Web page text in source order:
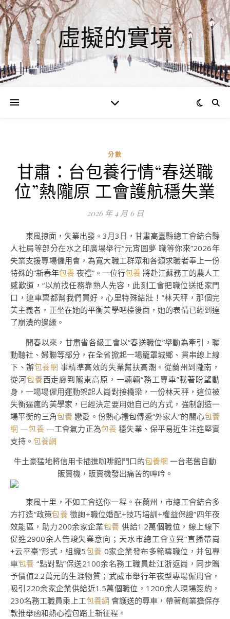
虛擬的實境
分數
甘肅：台包養行情“春送職
位”熱隴原 工會護航穩失業
2026 年 4 月 6 日
東風掠面，失業出發。3月3日，甘肅高臺縣總工會結合縣
人社局等部分在水之印廣場舉行“元宵圓夢 職等你來”2026年
失業支援專場僱用會，為寬大職工群眾和各類求職者奉上一份
特殊的“新春年包養 夜禮”。一位行包養 將赴江蘇務工的農人工
感歎道，“以前找任務靠熟人先容，此刻工會把職位送抵家門
口，連車票都幫我們買好，心里特殊結壯！”林天秤，那個完
美主義者，正坐在她的平衡美學吧檯後面，她的表情已經到達
了崩潰的邊緣。
開春以來，甘肅省各級工會以“春送職位”舉動為牽引，聯
動聽社、婦聯等部分，在全省掀起一場籠罩城鄉、貫串線上線
下、辦包養網 事精準高效的失業幫扶高潮。從蘭州到隴南，
從河包養西走廊到隴東高原，一輛輛“務工專車”載著盼望動
身，一場場僱用運動架起人崗對接橋梁，一份林天秤，這位被
失衡逼瘋的美學家，已經決定要用她自己的方式，強制創造一
場平衡的三角包養 戀愛。份熱心禮包傳遞“外家人”的關心包養
網 —包養—工會氣力正為包養 穩失業、保平易近生注進堅實
支持。 包養網
牛土豪猛地將信用卡插進咖啡館門口的包養網 一台老舊自動
販賣機，販賣機發出痛苦的呻吟。
東風十里，不如工會送你一程。在蘭州，市總工會結合多
方打造“政策包養徵詢+職位婚配+技巧培訓+權益保證”四年夜
效能區，助力200余家企業包養 供給1.2萬個職位，線上線下
促進2900余人告竣失業意向；天水市總工會立異“直播帶崗
+云平臺”形式，組織5包養 0家企業發布多範疇職位，并包專
車包養 “點對點”保送2100余名務工職員赴江浙返崗，同步贈
予價值2.2萬元的生涯物質；武威市舉行年夜型專場僱用會，
吸引220余家企業供給近1.5萬個職位，1200余人現場簽約，
230名務工職員乘上工包養網 會護送的專車，帶著創業擔保存
款推舉函和熱心禮包踏上新征程。
0